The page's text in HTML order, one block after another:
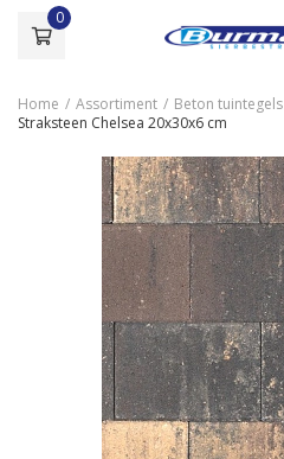
0
Home / Assortiment / Beton tuintegels
Straksteen Chelsea 20x30x6 cm